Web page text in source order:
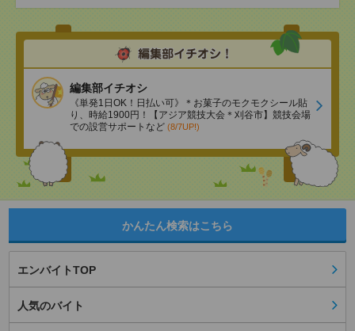
編集部イチオシ
《単発1日OK！日払い可》＊お菓子のモクモクシール貼
り、時給1900円！【アジア競技大会＊刈谷市】競技会場
での設営サポートなど (8/7UP!)
かんたん検索はこちら
エンバイトTOP
人気のバイト